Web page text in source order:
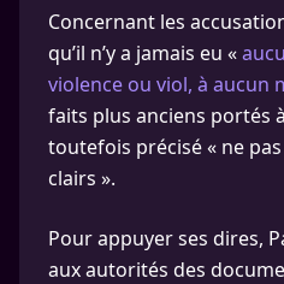
Concernant les
qu’il n’y a jamais eu «
violence ou viol, à aucun
faits plus anciens portés
toutefois précisé « ne
clairs ».
Pour appuyer ses dires,
aux autorités des